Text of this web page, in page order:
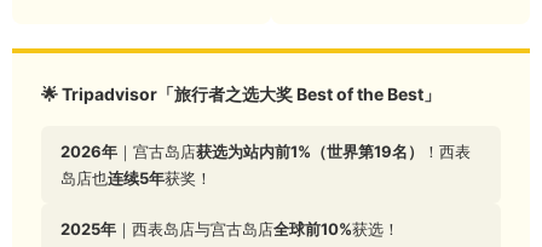
🌟 Tripadvisor「旅行者之选大奖 Best of the Best」
2026年 ｜宫古岛店获选为站内前1%（世界第19名）
！西表
岛店也连续5年获奖！
2025年 ｜西表岛店与宫古岛店全球前10%获选！